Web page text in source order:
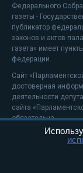
Федерального
газеты -
публикатор
законов и актов
газета» имеет
федерации.
Сайт
достоверная
деятельности
сайта
обязательна.
На
Положение о